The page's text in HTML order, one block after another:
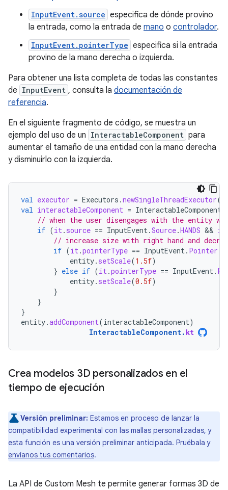
InputEvent.source especifica de dónde provino
la entrada, como la entrada de mano o controlador.
InputEvent.pointerType especifica si la entrada
provino de la mano derecha o izquierda.
Para obtener una lista completa de todas las constantes
de InputEvent , consulta la documentación de
referencia.
En el siguiente fragmento de código, se muestra un
ejemplo del uso de un InteractableComponent para
aumentar el tamaño de una entidad con la mano derecha
y disminuirlo con la izquierda.
val executor = Executors .newSingleThreadExecutor()
val interactableComponent = InteractableComponent
// when the user disengages with the entity
if (it. source == InputEvent.Source.HANDS && it
// increase size with right hand and
if (it.pointerType == InputEvent. Pointer
entity. setScale(1.5f)
} else if (it.pointerType == InputEvent.
entity. setScale(0.5f)
}
}
}
entity.addComponent(interactableComponent)
InteractableComponent. kt
Crea modelos 3D personalizados en el
tiempo de ejecución
Versión preliminar: Estamos en proceso de lanzar la
compatibilidad experimental con las mallas personalizadas, y
esta función es una versión preliminar anticipada. Pruébala y
envíanos tus comentarios.
La API de Custom Mesh te permite generar formas 3D de